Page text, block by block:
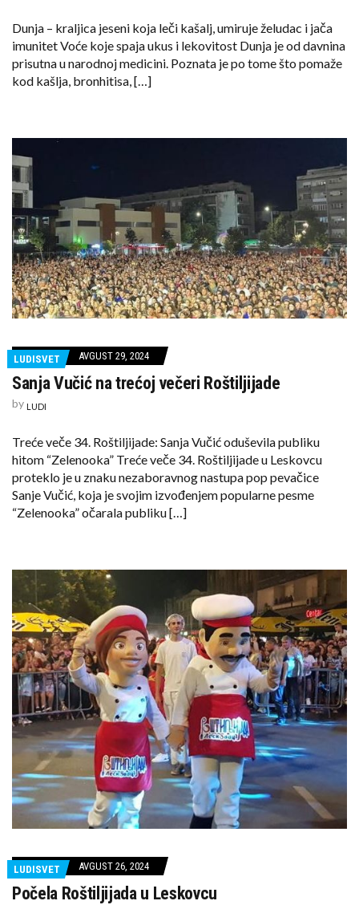
Dunja – kraljica jeseni koja leči kašalj, umiruje želudac i jača
imunitet Voće koje spaja ukus i lekovitost Dunja je od davnina
prisutna u narodnoj medicini. Poznata je po tome što pomaže
kod kašlja, bronhitisa, […]
LUDISVET AVGUST 29, 2024
Sanja Vučić na trećoj večeri Roštiljijade
by LUDI
Treće veče 34. Roštiljijade: Sanja Vučić oduševila publiku
hitom “Zelenooka” Treće veče 34. Roštiljijade u Leskovcu
proteklo je u znaku nezaboravnog nastupa pop pevačice
Sanje Vučić, koja je svojim izvođenjem popularne pesme
“Zelenooka” očarala publiku […]
LUDISVET AVGUST 26, 2024
Počela Roštiljijada u Leskovcu